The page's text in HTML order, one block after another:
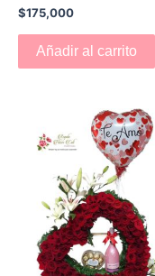
$175,000
Añadir al carrito